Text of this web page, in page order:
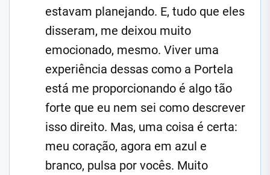
estavam planejando. E, tudo que eles
disseram, me deixou muito
emocionado, mesmo. Viver uma
experiência dessas como a Portela
está me proporcionando é algo tão
forte que eu nem sei como descrever
isso direito. Mas, uma coisa é certa:
meu coração, agora em azul e
branco, pulsa por vocês. Muito